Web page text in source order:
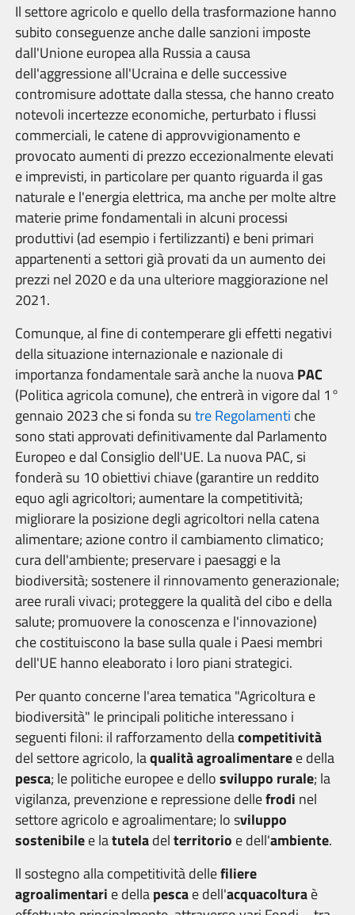
Il settore agricolo e quello della trasformazione hanno
subito conseguenze anche dalle sanzioni imposte
dall'Unione europea alla Russiaa causa
dell'aggressione all'Ucraina e delle successive
contromisure adottate dalla stessa, che hanno creato
notevoli incertezze economiche, perturbato i flussi
commerciali, le catene di approvvigionamento e
provocato aumenti di prezzo eccezionalmente elevati
e imprevisti, in particolare per quanto riguarda il gas
naturale e l'energia elettrica, ma anche per molte altre
materie prime fondamentali in alcuni processi
produttivi (ad esempio i fertilizzanti) e beni primari
appartenenti a settori già provati da un aumento dei
prezzi nel 2020 e da una ulteriore maggiorazione nel
2021.
Comunque, al fine di contemperare gli effetti negativi
della situazione internazionale e nazionale di
importanza fondamentale sarà anche la nuovaPAC
(Politica agricola comune), che entrerà in vigore dal 1°
gennaio 2023 che si fonda sutre Regolamenti che
sono stati approvati definitivamente dal Parlamento
Europeo e dal Consiglio dell'UE. La nuova PAC, si
fonderà su 10 obiettivi chiave (garantire un reddito
equo agli agricoltori; aumentare la competitività;
migliorare la posizione degli agricoltori nella catena
alimentare; azione contro il cambiamento climatico;
cura dell'ambiente; preservare i paesaggi e la
biodiversità; sostenere il rinnovamento generazionale;
aree rurali vivaci; proteggere la qualità del cibo e della
salute; promuovere la conoscenza e l'innovazione)
che costituiscono la base sulla quale i Paesi membri
dell'UE hanno eleaborato i loro piani strategici.
Per quanto concerne l'area tematica "Agricoltura e
biodiversità" le principali politiche interessano i
seguenti filoni: il rafforzamento dellacompetitività
del settore agricolo, laqualità agroalimentaree della
pesca; le politiche europee e dellosviluppo rurale; la
vigilanza, prevenzione e repressione dellefrodi nel
settore agricolo e agroalimentare; lo sviluppo
sostenibilee latuteladelterritorio e dell'ambiente.
Il sostegno alla competitività dellefiliere
agroalimentari e dellapescae dell'acquacolturaè